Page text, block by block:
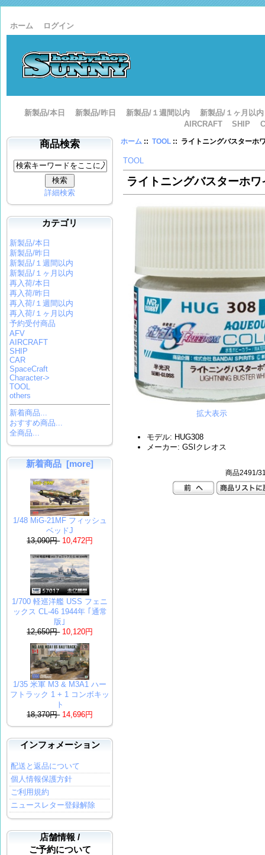
ホーム ログイン
新製品/本日 新製品/昨日 新製品/１週間以内
新製品/１ヶ月以内
AIRCRAFT
SHIP
商品検索
詳細検索
カテゴリ
新製品/本日
新製品/昨日
新製品/１週間以内
新製品/１ヶ月以内
再入荷/本日
再入荷/昨日
再入荷/１週間以内
再入荷/１ヶ月以内
予約受付商品
AFV
AIRCRAFT
SHIP
CAR
SpaceCraft
Character->
TOOL
others
新着商品...
おすすめ商品...
全商品...
新着商品 [more]
1/48 MiG-21MF フィッシュ
ベッドJ
13,090円 10,472円
1/700 軽巡洋艦 USS フェニ
ックス CL-46 1944年 ｢通常
版｣
12,650円 10,120円
1/35 米軍 M3 & M3A1 ハー
フトラック 1 + 1 コンボキッ
ト
18,370円 14,696円
インフォメーション
配送と返品について
個人情報保護方針
ご利用規約
ニュースレター登録解除
店舗情報 /
ご予約について
ホーム ::TOOL :: ライトニングバスターホ
TOOL
ライトニングバスターホワ
拡大表示
モデル: HUG308
メーカー: GSIクレオス
商品2491/